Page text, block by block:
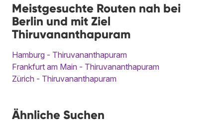
Meistgesuchte Routen nah bei
Berlin und mit Ziel
Thiruvananthapuram
Hamburg - Thiruvananthapuram
Frankfurt am Main - Thiruvananthapuram
Zürich - Thiruvananthapuram
Ähnliche Suchen